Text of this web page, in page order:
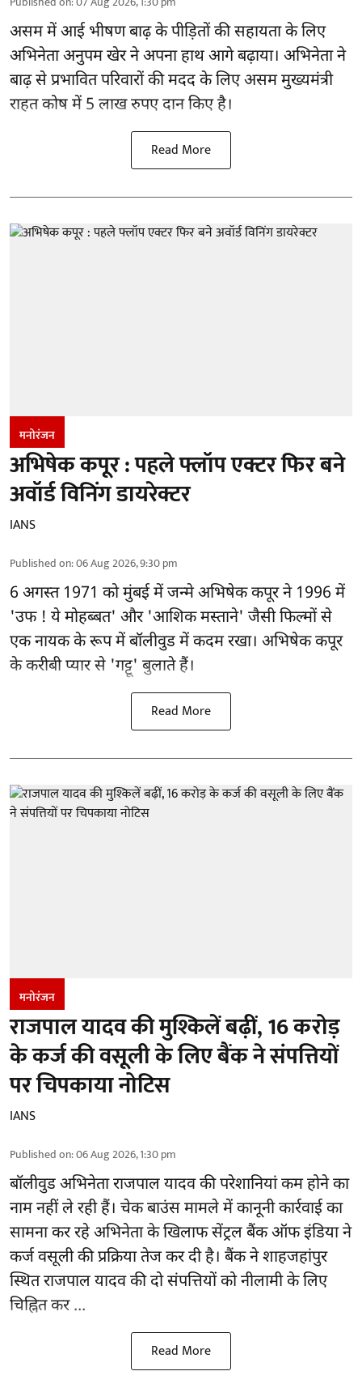
असम में आई भीषण बाढ़ केपीड़ितों की सहायताके लिए
अभिनेता अनुपम खेर ने अपना हाथ आगे बढ़ाया। अभिनेता ने
बाढ़ से प्रभावित परिवारों की मदद के लिए असम मुख्यमंत्री
राहत कोष में 5 लाख रुपए दान किए है।
Read More
मनोरंजन
अभिषेक कपूर : पहले फ्लॉप एक्टर फिर बने
अवॉर्ड विनिंग डायरेक्टर
IANS
Published on:06 Aug 2026, 9:30 pm
6 अगस्त 1971 को मुंबई में जन्मे अभिषेक कपूर ने 1996 में
'उफ ! ये मोहब्बत' और 'आशिक मस्ताने' जैसी फिल्मों से
एक नायक के रूप मेंबॉलीवुडमें कदम रखा। अभिषेक कपूर
के करीबी प्यार से 'गट्टू' बुलाते हैं।
Read More
मनोरंजन
राजपाल यादव की मुश्किलें बढ़ीं, 16 करोड़
के कर्ज की वसूली के लिए बैंक ने संपत्तियों
पर चिपकाया नोटिस
IANS
Published on:06 Aug 2026, 1:30 pm
बॉलीवुडअभिनेता राजपाल यादव की परेशानियां कम होने का
नाम नहीं ले रही हैं। चेक बाउंस मामले में कानूनी कार्रवाई का
सामना कर रहे अभिनेता के खिलाफ सेंट्रल बैंक ऑफ इंडिया ने
कर्ज वसूली की प्रक्रिया तेज कर दी है। बैंक ने शाहजहांपुर
स्थित राजपाल यादव की दो संपत्तियों को नीलामी के लिए
चिह्नित कर ...
Read More